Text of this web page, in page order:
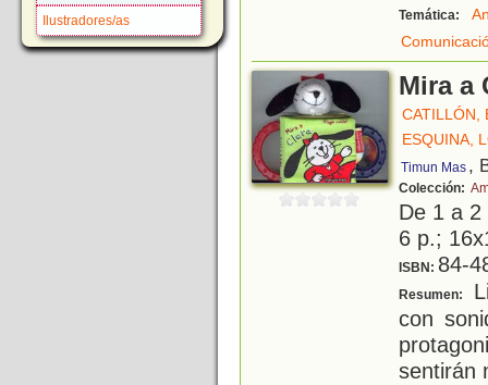
Ilustradores/as
Temática:
Mira a
CATILLÓN,
ESQUINA,
Timun Mas ,
Colección:
De 1 a
6 p.;
ISBN: 84-
Resumen:
con
sentirán